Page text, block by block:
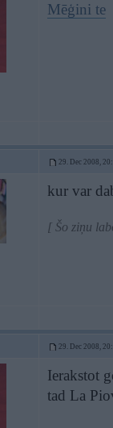
Mēģini te
29. Dec 2008,
kur var
[ Šo ziņu
29. Dec 2008,
Ierakstot
tad La